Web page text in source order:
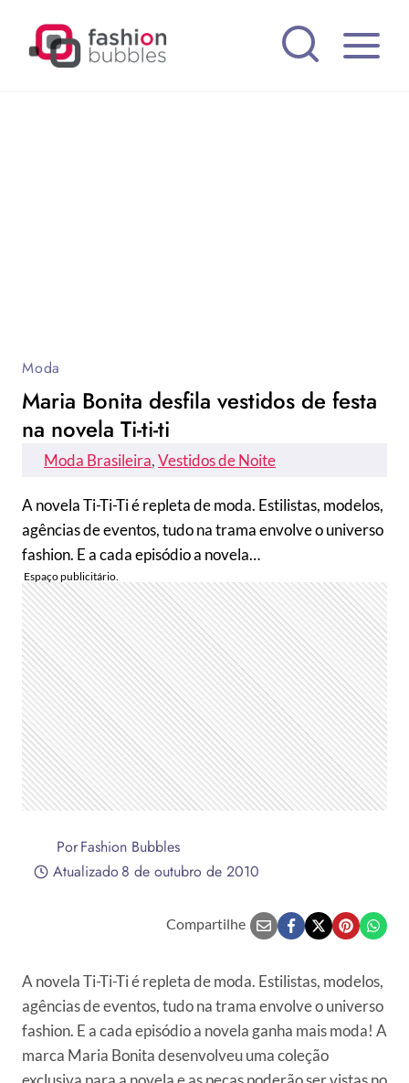
Moda
Maria Bonita desfila vestidos de festa
na novela Ti-ti-ti
Moda Brasileira, Vestidos de Noite
A novela Ti-Ti-Ti é repleta de moda. Estilistas, modelos,
agências de eventos, tudo na trama envolve o universo
fashion. E a cada episódio a novela…
PorFashion Bubbles
Atualizado8 de outubro de 2010
Compartilhe
A novela Ti-Ti-Ti é repleta de moda. Estilistas, modelos,
agências de eventos, tudo na trama envolve o universo
fashion. E a cada episódio a novela ganha mais moda! A
marca Maria Bonita desenvolveu uma coleção